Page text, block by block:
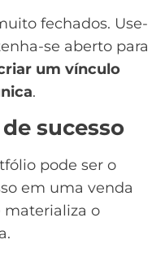
fechados. Use-
se aberto para
um vínculo
.
sucesso
pode ser o
em uma venda
materializa o